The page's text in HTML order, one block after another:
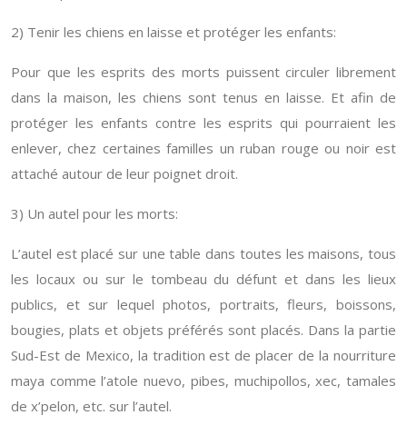
2) Tenir les chiens en laisse et protéger les enfants:
Pour que les esprits des morts puissent circuler librement
dans la maison, les chiens sont tenus en laisse. Et afin de
protéger les enfants contre les esprits qui pourraient les
enlever, chez certaines familles un ruban rouge ou noir est
attaché autour de leur poignet droit.
3) Un autel pour les morts:
L’autel est placé sur une table dans toutes les maisons, tous
les locaux ou sur le tombeau du défunt et dans les lieux
publics, et sur lequel photos, portraits, fleurs, boissons,
bougies, plats et objets préférés sont placés. Dans la partie
Sud-Est de Mexico, la tradition est de placer de la nourriture
maya comme l’atole nuevo, pibes, muchipollos, xec, tamales
de x’pelon, etc. sur l’autel.